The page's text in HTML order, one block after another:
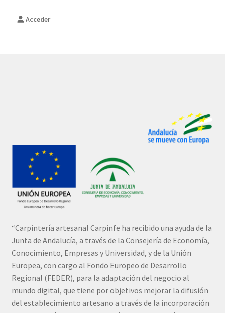
Acceder
“Carpintería artesanal Carpinfe ha recibido una ayuda de la
Junta de Andalucía, a través de la Consejería de Economía,
Conocimiento, Empresas y Universidad, y de la Unión
Europea, con cargo al Fondo Europeo de Desarrollo
Regional (FEDER), para la adaptación del negocio al
mundo digital, que tiene por objetivos mejorar la difusión
del establecimiento artesano a través de la incorporación